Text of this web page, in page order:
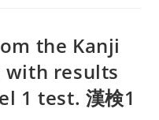
the Kanji
with results
1 test. 漢検1